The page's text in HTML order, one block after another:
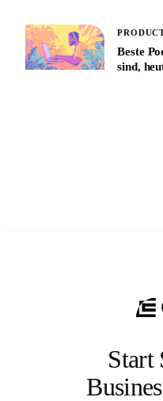
Beste
sind,
Start